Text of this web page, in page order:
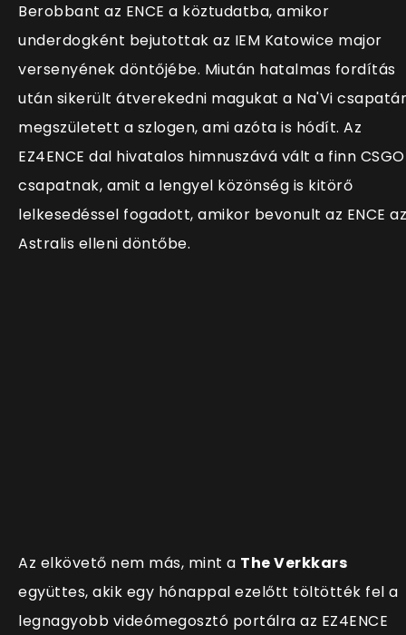
Berobbant az ENCE a köztudatba, amikor
underdogként bejutottak az IEM Katowice major
versenyének döntőjébe. Miután hatalmas fordítás
után sikerült átverekedni magukat a Na'Vi
megszületett a szlogen, ami azóta is hódít. Az
EZ4ENCE dal hivatalos himnuszává vált a finn CSGO
csapatnak, amit a lengyel közönség is kitörő
lelkesedéssel fogadott, amikor bevonult az ENCE az
Astralis elleni döntőbe.
Az elkövető nem más, mint a The Verkkars
együttes, akik egy hónappal ezelőtt töltötték fel a
legnagyobb videómegosztó portálra az EZ4ENCE